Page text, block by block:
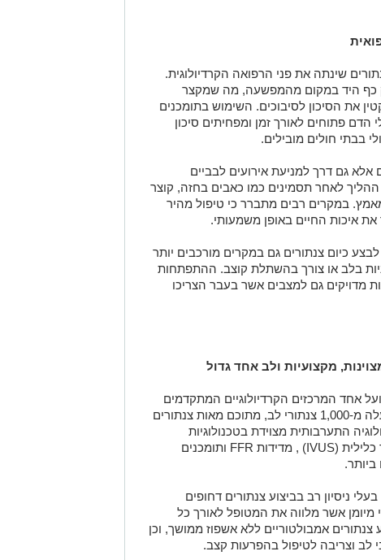
שינתה את פני הרפואה הקרדיולוגית.
כף היד במקום מהמפשעה, מה שמקצר
את הסיכון לסיבוכים. השימוש בתומכנים
פתוחים לאורך זמן ומפחיתים סיכון
בבתי חולים מובילים.
אלא גם דרך למניעת אירועים לבביים
לאחר תסמינים כמו כאבים בחזה, קוצר
במקרים רבים מתברר כי טיפול מהיר
איכות החיים באופן משמעותי.
כיום צנתורים גם במקרים מורכבים יותר
בלב או צורך בהשתלת קוצב. ההתפתחות
מדויקים גם למצבים אשר בעבר הצריכו
מקצועיות ולב אחד גדול
אחד המרכזים הקרדיולוגיים המתקדמים
בישראל. מדי שנה מתבצעים בו למעלה מ-1,000 צנתורי לב, מתוכם מאות צנתורים
התערבותית מצוידת בטכנולוגיות
מהשורה הראשונה, ובהן הדמיה תוך כלילית (IVUS) , מדידות FFR ותומכנים
ניסיון רב בביצוע צנתורים דחופים
מיומן אשר מלווה את המטופל לאורך כל
אמבולטוריים ללא אשפוז ממושך, וכן
לב וצריבה לטיפול בהפרעות קצב.